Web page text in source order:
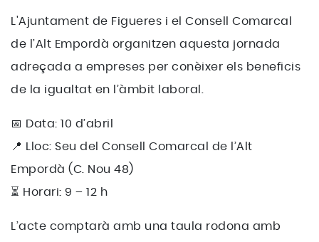
L'Ajuntament de Figueres i el Consell Comarcal
de l’Alt Empordà organitzen aquesta jornada
adreçada a empreses per conèixer els beneficis
de la igualtat en l’àmbit laboral.
📅 Data: 10 d’abril
📍 Lloc: Seu del Consell Comarcal de l’Alt
Empordà (C. Nou 48)
⏳ Horari: 9 – 12 h
L’acte comptarà amb una taula rodona amb